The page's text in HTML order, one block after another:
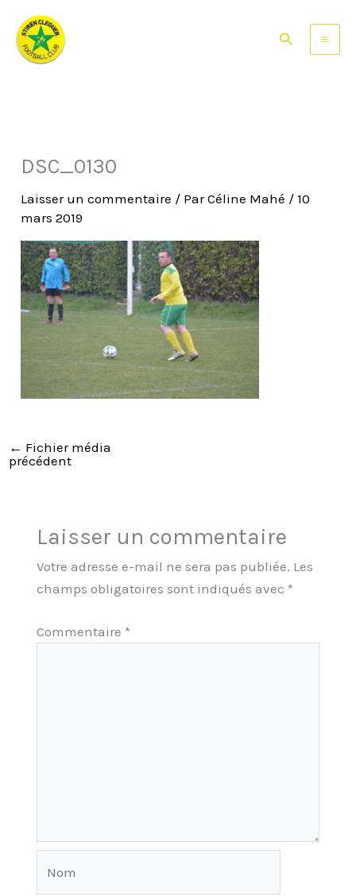
contenu
Rechercher
DSC_0130
Laisser un commentaire / ParCéline Mahé / 10
mars 2019
← Fichier média
précédent
Laisser un commentaire
Votre adresse e-mail ne sera pas publiée. Les
champs obligatoires sont indiqués avec *
Commentaire *